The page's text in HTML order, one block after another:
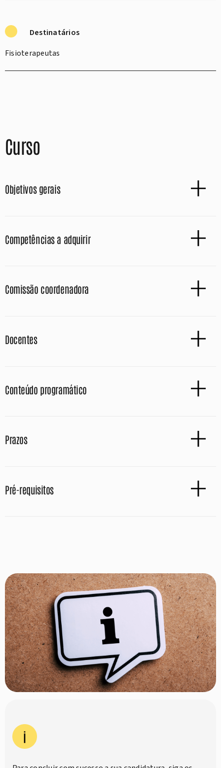
Destinatários
Fisioterapeutas
Curso
Objetivos gerais
Competências a adquirir
Comissão coordenadora
Docentes
Conteúdo programático
Prazos
Pré-requisitos